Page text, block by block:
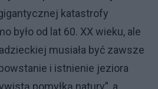
katastrofy
było od lat 60. XX wieku, ale
musiała być zawsze
i istnienie jeziora
pomyłką natury”, a